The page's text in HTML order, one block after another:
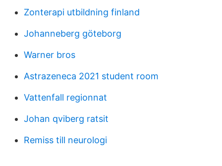
Zonterapi utbildning finland
Johanneberg göteborg
Warner bros
Astrazeneca 2021 student room
Vattenfall regionnat
Johan qviberg ratsit
Remiss till neurologi